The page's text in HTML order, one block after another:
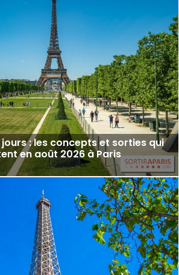
: les concepts et sorties qui
en août 2026 à Paris